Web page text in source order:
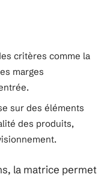
critères comme la
marges
sur des éléments
des produits,
la matrice permet